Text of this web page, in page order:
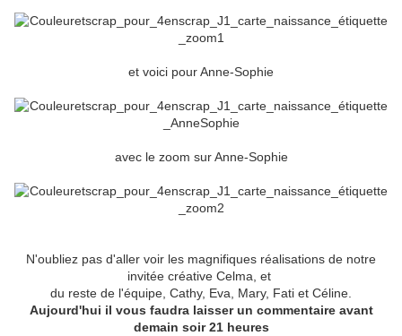
et voici pour Anne-Sophie
avec le zoom sur Anne-Sophie
N'oubliez pas d'aller voir les magnifiques réalisations de notre
invitée créative Celma , et
du reste de l'équipe Cathy, Eva Mary, Fati et Céline
Aujourd'hui il vous faudra laisser un commentaireavant
demain soir 21 heures